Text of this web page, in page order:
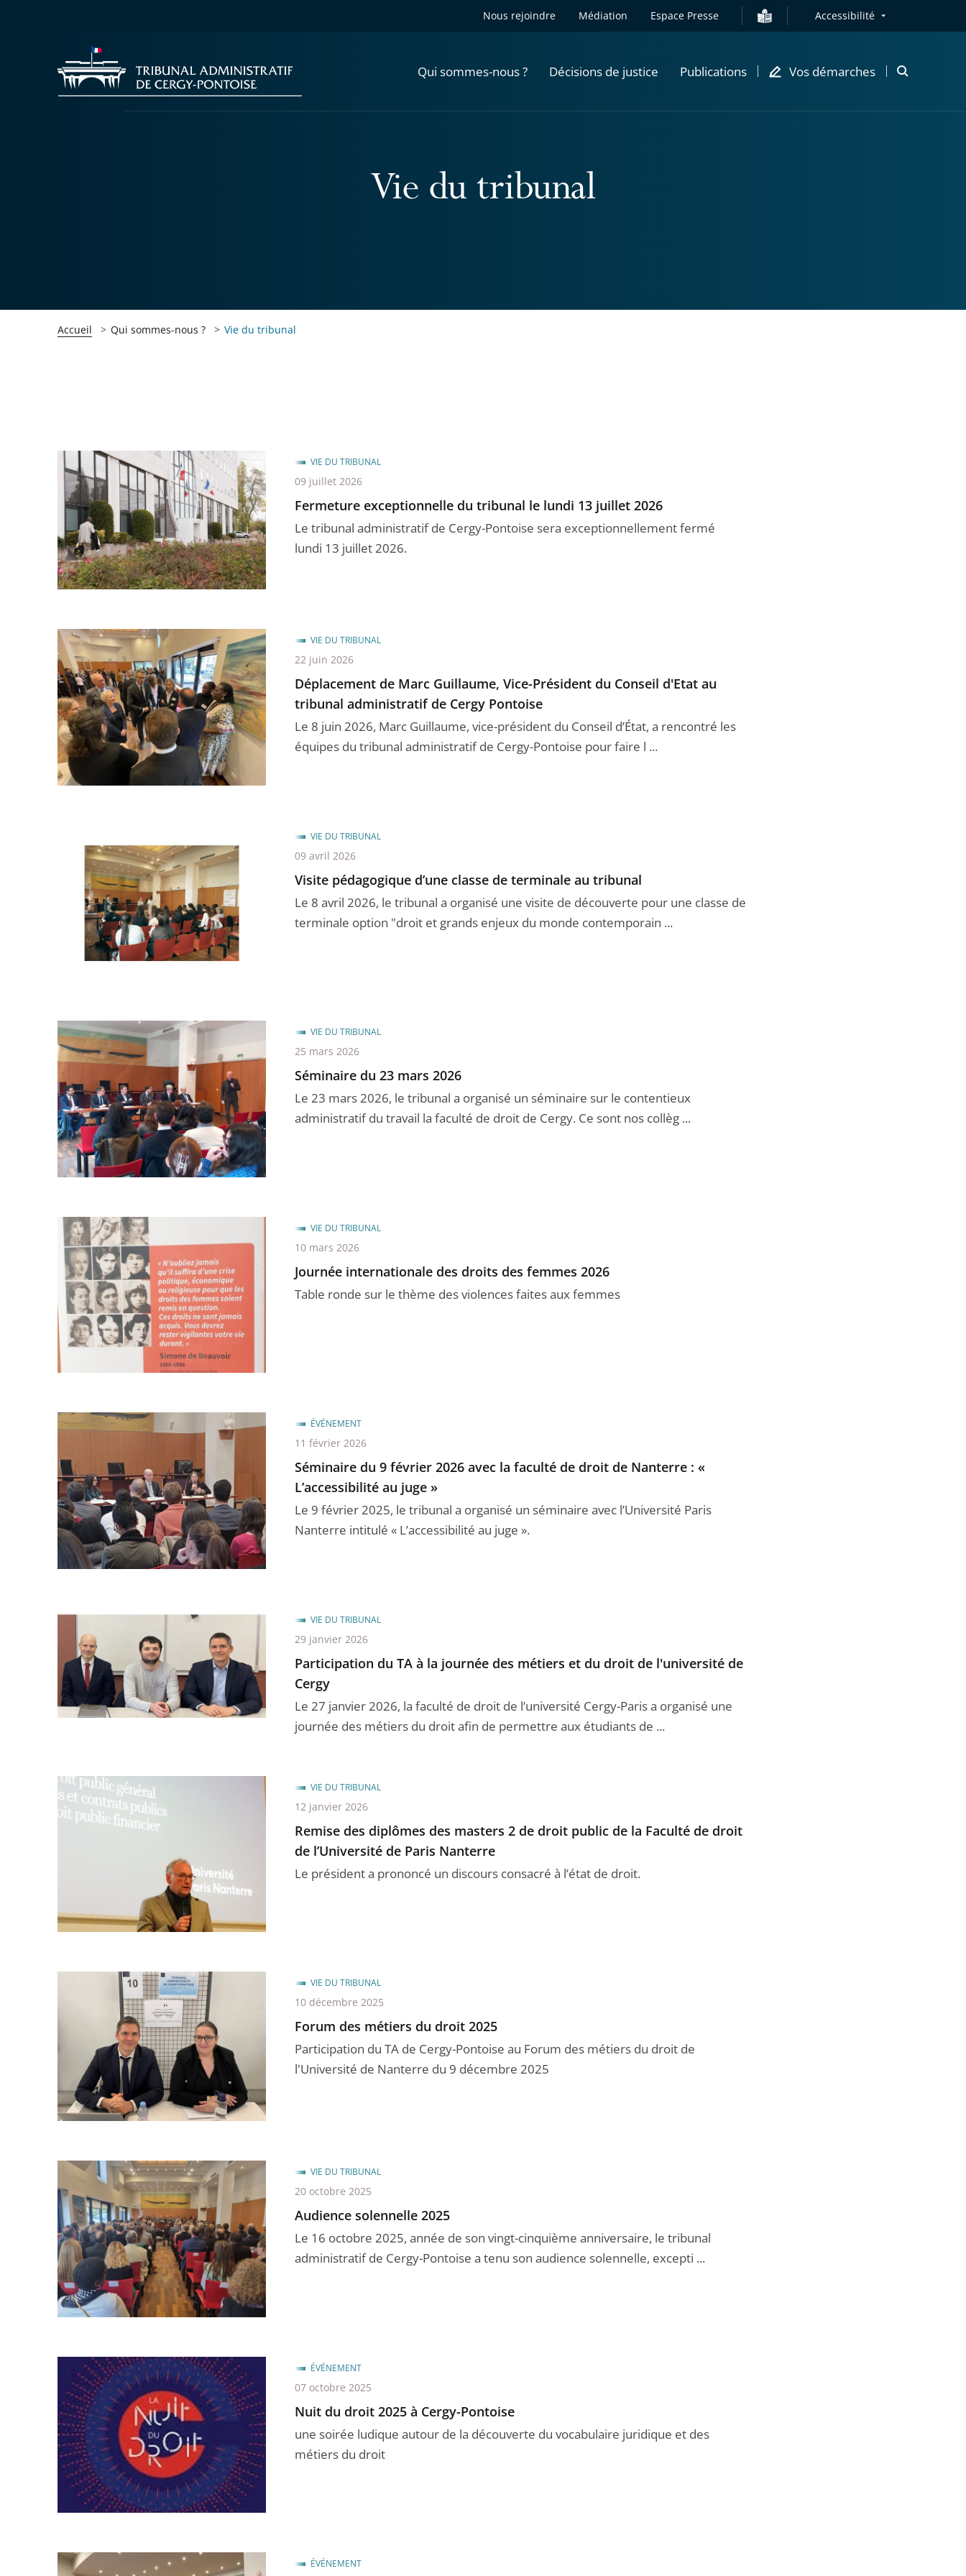
Nous rejoindre Médiation Espace Presse Accessibilité
Qui sommes-nous ? Décisions de justice Publications Vos démarches
Ouvrir
Vie du tribunal
Accueil Qui sommes-nous ? Vie du tribunal
Fermeture exceptionnelle du tribunal le lundi 13 juillet 2026
Le tribunal administratif de Cergy-Pontoise sera exceptionnellement fermé
lundi 13 juillet 2026.
VIE DU TRIBUNAL
09 juillet 2026
Déplacement de Marc Guillaume, Vice-Président du Conseil d'Etat au
tribunal administratif de Cergy Pontoise
Le 8 juin 2026, Marc Guillaume, vice-président du Conseil d’État, a rencontré les
équipes du tribunal administratif de Cergy-Pontoise pour faire l ...
VIE DU TRIBUNAL
22 juin 2026
Visite pédagogique d’une classe de terminale au tribunal
Le 8 avril 2026, le tribunal a organisé une visite de découverte pour une classe de
terminale option "droit et grands enjeux du monde contemporain ...
VIE DU TRIBUNAL
09 avril 2026
Séminaire du 23 mars 2026
Le 23 mars 2026, le tribunal a organisé un séminaire sur le contentieux
administratif du travail la faculté de droit de Cergy. Ce sont nos collèg ...
VIE DU TRIBUNAL
25 mars 2026
Journée internationale des droits des femmes 2026
Table ronde sur le thème des violences faites aux femmes
VIE DU TRIBUNAL
10 mars 2026
Séminaire du 9 février 2026 avec la faculté de droit de Nanterre : «
L’accessibilité au juge »
Le 9 février 2025, le tribunal a organisé un séminaire avec l’Université Paris
Nanterre intitulé « L’accessibilité au juge ».
ÉVÉNEMENT
11 février 2026
Participation du TA à la journée des métiers et du droit de l'université de
Cergy
Le 27 janvier 2026, la faculté de droit de l’université Cergy-Paris a organisé une
journée des métiers du droit afin de permettre aux étudiants de ...
VIE DU TRIBUNAL
29 janvier 2026
Remise des diplômes des masters 2 de droit public de la Faculté de droit
de l’Université de Paris Nanterre
Le président a prononcé un discours consacré à l’état de droit.
VIE DU TRIBUNAL
12 janvier 2026
Forum des métiers du droit 2025
Participation du TA de Cergy-Pontoise au Forum des métiers du droit de
l'Université de Nanterre du 9 décembre 2025
VIE DU TRIBUNAL
10 décembre 2025
Audience solennelle 2025
Le 16 octobre 2025, année de son vingt-cinquième anniversaire, le tribunal
administratif de Cergy-Pontoise a tenu son audience solennelle, excepti ...
VIE DU TRIBUNAL
20 octobre 2025
Nuit du droit 2025 à Cergy-Pontoise
une soirée ludique autour de la découverte du vocabulaire juridique et des
métiers du droit
ÉVÉNEMENT
07 octobre 2025
ÉVÉNEMENT